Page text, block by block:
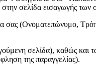
σελίδα εισαγωγής των
(Oνοματεπώνυμο,
σελίδα), καθώς και
της παραγγελίας).